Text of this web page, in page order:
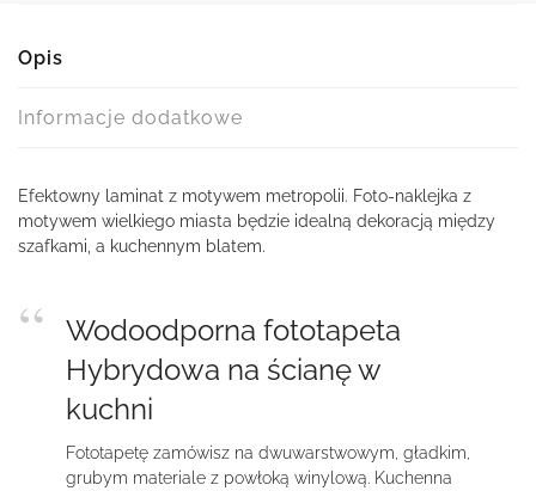
Opis
Informacje dodatkowe
Efektowny laminat z motywem metropolii. Foto-naklejka z
motywem wielkiego miasta będzie idealną dekoracją między
szafkami, a kuchennym blatem.
Wodoodporna fototapeta
Hybrydowa na ścianę w
kuchni
Fototapetę zamówisz na dwuwarstwowym, gładkim,
grubym materiale z powłoką winylową. Kuchenna